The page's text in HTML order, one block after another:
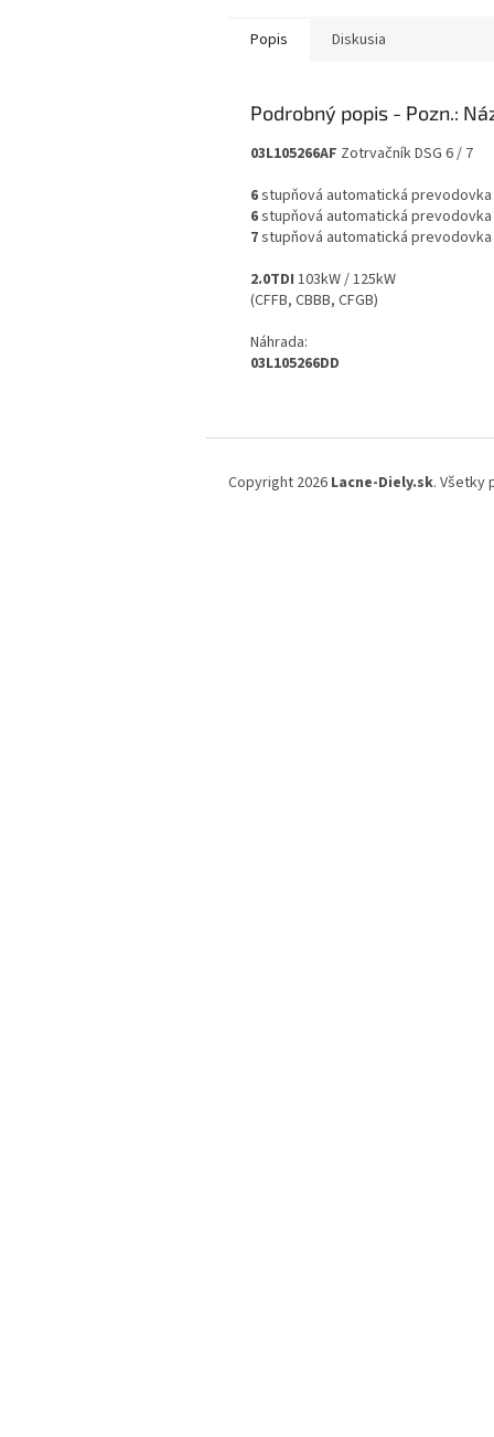
Popis Diskusia
Podrobný popis
03L105266AF Zotrvačník DSG 6 / 7
6stupňová automatická prevodovka
6stupňová automatická
7stupňová automatická prevodovka
2.0TDI 103kW / 125kW
(CFFB, CBBB, CFGB)
Náhrada:
03L105266DD
Copyright 2026 Lacne-Diely.sk. Všetky